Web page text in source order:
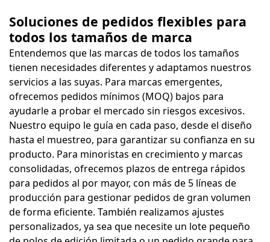
Soluciones de pedidos flexibles para
todos los tamaños de marca
Entendemos que las marcas de todos los tamaños
tienen necesidades diferentes y adaptamos nuestros
servicios a las suyas. Para marcas emergentes,
ofrecemos pedidos mínimos (MOQ) bajos para
ayudarle a probar el mercado sin riesgos excesivos.
Nuestro equipo le guía en cada paso, desde el diseño
hasta el muestreo, para garantizar su confianza en su
producto. Para minoristas en crecimiento y marcas
consolidadas, ofrecemos plazos de entrega rápidos
para pedidos al por mayor, con más de 5 líneas de
producción para gestionar pedidos de gran volumen
de forma eficiente. También realizamos ajustes
personalizados, ya sea que necesite un lote pequeño